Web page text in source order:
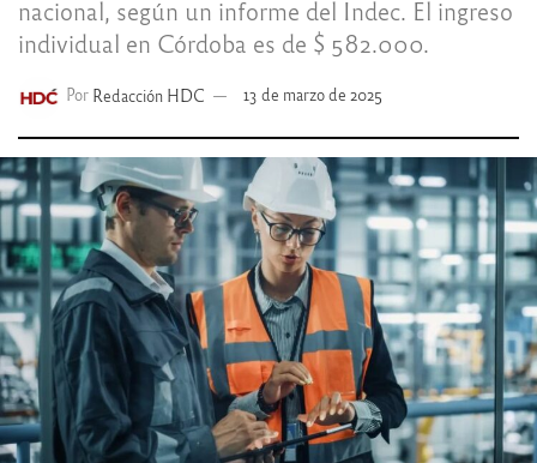
nacional, según un informe del Indec. El ingreso
individual en Córdoba es de $ 582.000.
Por Redacción HDC 13 de marzo de 2025